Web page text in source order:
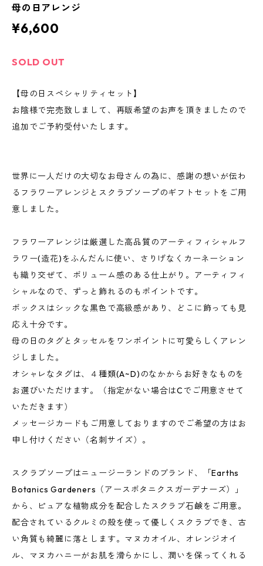
母の日アレンジ
¥6,600
SOLD OUT
【母の日スペシャリティセット】
お陰様で完売致しまして、再販希望のお声を頂きましたので
追加でご予約受付いたします。
世界に一人だけの大切なお母さんの為に、感謝の想いが伝わ
るフラワーアレンジとスクラブソープのギフトセットをご用
意しました。
フラワーアレンジは厳選した高品質のアーティフィシャルフ
ラワー(造花)をふんだんに使い、さりげなくカーネーション
も織り交ぜて、ボリューム感のある仕上がり。アーティフィ
シャルなので、ずっと飾れるのもポイントです。
ボックスはシックな黒色で高級感があり、どこに飾っても見
応え十分です。
母の日のタグとタッセルをワンポイントに可愛らしくアレン
ジしました。
オシャレなタグは、４種類(A~D)のなかからお好きなものを
お選びいただけます。（指定がない場合はCでご用意させて
いただきます）
メッセージカードもご用意しておりますのでご希望の方はお
申し付けください（名刺サイズ）。
スクラブソープはニュージーランドのブランド、「Earths
Botanics Gardeners（アースボタニクスガーデナーズ）」
から、ピュアな植物成分を配合したスクラブ石鹸をご用意。
配合されているクルミの殻を使って優しくスクラブでき、古
い角質も綺麗に落とします。マヌカオイル、オレンジオイ
ル、マヌカハニーがお肌を滑らかにし、潤いを保ってくれる